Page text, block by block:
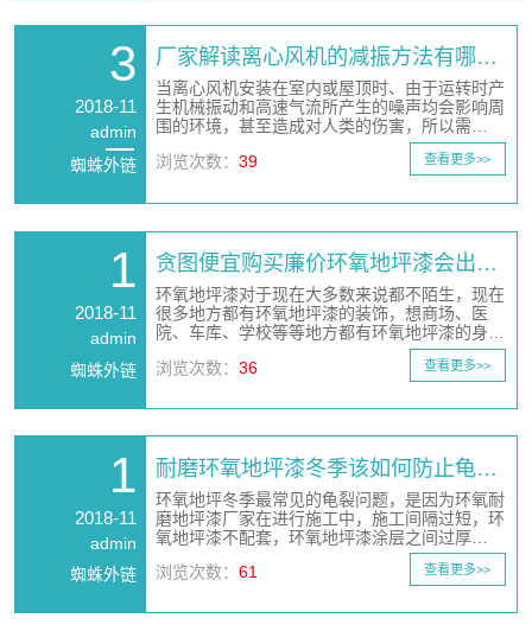
3
2018-11
admin
蜘蛛外链
厂家解读离心风机的减振方法有哪…
当离心风机安装在室内或屋顶时、由于运转时产
生机械振动和高速气流所产生的噪声均会影响周
围的环境，甚至造成对人类的伤害，所以需…
浏览次数：39 查看更多>>
1
2018-11
admin
蜘蛛外链
贪图便宜购买廉价环氧地坪漆会出…
环氧地坪漆对于现在大多数来说都不陌生，现在
很多地方都有环氧地坪漆的装饰，想商场、医
院、车库、学校等等地方都有环氧地坪漆的身…
浏览次数：36 查看更多>>
1
2018-11
admin
蜘蛛外链
耐磨环氧地坪漆冬季该如何防止龟…
环氧地坪冬季最常见的龟裂问题，是因为环氧耐
磨地坪漆厂家在进行施工中，施工间隔过短，环
氧地坪漆不配套，环氧地坪漆涂层之间过厚…
浏览次数：61 查看更多>>